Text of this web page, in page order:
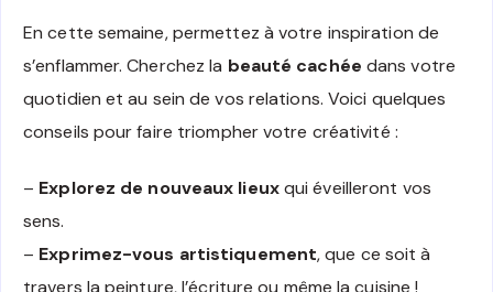
En cette semaine, permettez à votre inspiration de
s’enflammer. Cherchez la beauté cachée dans votre
quotidien et au sein de vos relations. Voici quelques
conseils pour faire triompher votre créativité :
– Explorez de nouveaux lieuxqui éveilleront vos
sens.
– Exprimez-vous artistiquement, que ce soit à
travers la peinture, l’écriture ou même la cuisine !